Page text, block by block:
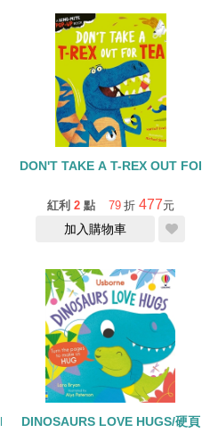
DON'T TAKE A T-REX OUT
紅利 2 點 79 折 477元
加入購物車
PLAY/硬頁拼圖書
DINOSAURS LOVE HUGS/硬頁